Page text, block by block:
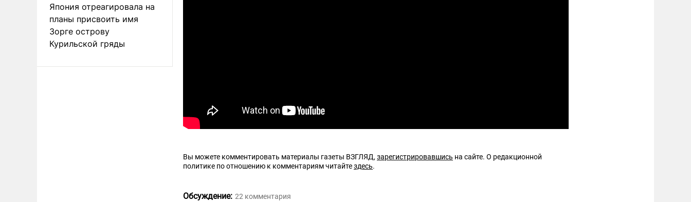
Япония отреагировала на
планы присвоить имя
Зорге острову
Курильской гряды
Вы можете комментировать материалы газеты ВЗГЛЯД,зарегистрировавшись на сайте. О редакционной
политике по отношению к комментариям читайтездесь.
Обсуждение: 22 комментария